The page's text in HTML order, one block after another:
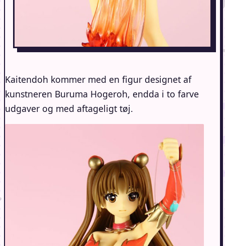
Kaitendoh kommer med en figur designet af
kunstneren Buruma Hogeroh, endda i to farve
udgaver og med aftageligt tøj.